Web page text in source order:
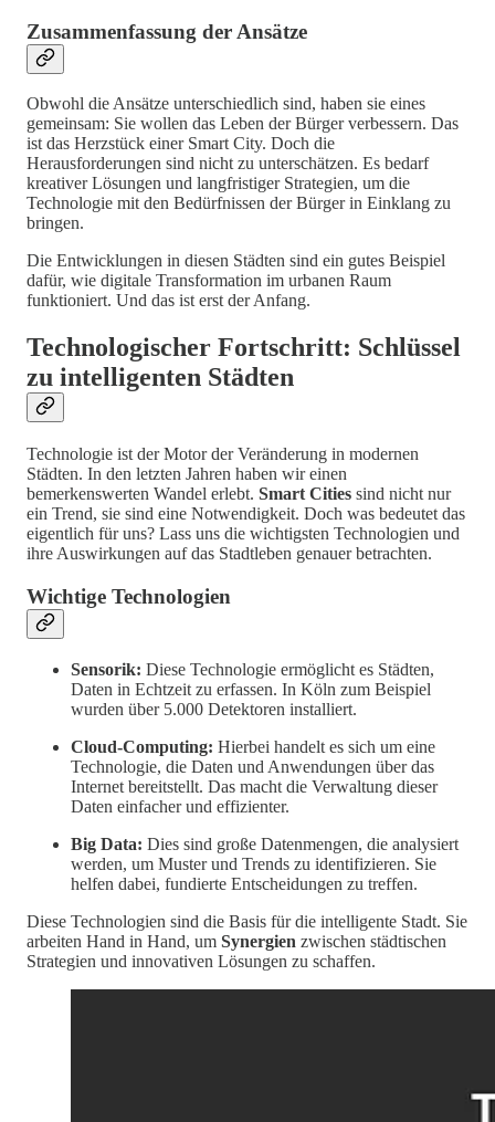
Zusammenfassung der Ansätze
Obwohl die Ansätze unterschiedlich sind, haben sie eines
gemeinsam: Sie wollen das Leben der Bürger verbessern. Das
ist das Herzstück einer Smart City. Doch die
Herausforderungen sind nicht zu unterschätzen. Es bedarf
kreativer Lösungen und langfristiger Strategien, um die
Technologie mit den Bedürfnissen der Bürger in Einklang zu
bringen.
Die Entwicklungen in diesen Städten sind ein gutes Beispiel
dafür, wie digitale Transformation im urbanen Raum
funktioniert. Und das ist erst der Anfang.
Technologischer Fortschritt: Schlüssel
zu intelligenten Städten
Technologie ist der Motor der Veränderung in modernen
Städten. In den letzten Jahren haben wir einen
bemerkenswerten Wandel erlebt. Smart Cities sind nicht nur
ein Trend, sie sind eine Notwendigkeit. Doch was bedeutet das
eigentlich für uns? Lass uns die wichtigsten Technologien und
ihre Auswirkungen auf das Stadtleben genauer betrachten.
Wichtige Technologien
Sensorik: Diese Technologie ermöglicht es Städten,
Daten in Echtzeit zu erfassen. In Köln zum Beispiel
wurden über 5.000 Detektoren installiert.
Cloud-Computing: Hierbei handelt es sich um eine
Technologie, die Daten und Anwendungen über das
Internet bereitstellt. Das macht die Verwaltung dieser
Daten einfacher und effizienter.
Big Data: Dies sind große Datenmengen, die analysiert
werden, um Muster und Trends zu identifizieren. Sie
helfen dabei, fundierte Entscheidungen zu treffen.
Diese Technologien sind die Basis für die intelligente Stadt. Sie
arbeiten Hand in Hand, um Synergien zwischen städtischen
Strategien und innovativen Lösungen zu schaffen.